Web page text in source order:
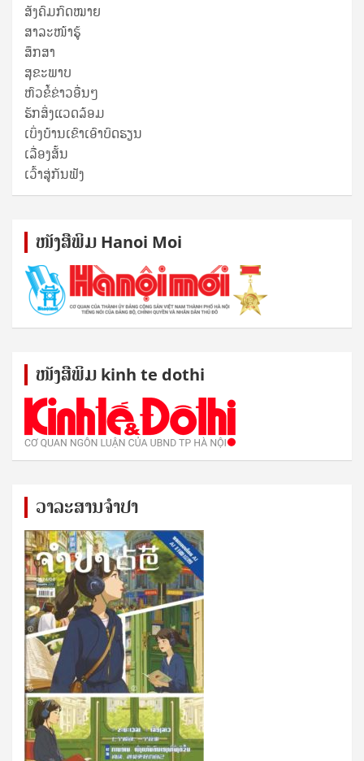
ສັງຄົມກົດໝາຍ
ສາລະໜ້າຮູ້
ສຶກສາ
ສຸ​ຂະ​ພາບ
ຫົວຂໍ້ຂ່າວອື່ນໆ
ຮັກສິ່ງແວດລ້ອມ
ເບິ່ງບ້ານເຂົາເອົາບົດຮຽນ
ເລື່ອງສັ້ນ
ເວົ້າສູ່ກັນຟັງ
ໜັງ​ສື​ພິມ Hanoi Moi
ໜັງ​ສື​ພິມ kinh te dothi
ວາລະສານຈຳປາ